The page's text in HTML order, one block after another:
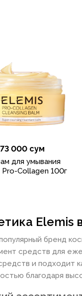
000 сум
для умывания
Pro-Collagen 100г
Elemis
бренд
средств для
и подходит
благодаря